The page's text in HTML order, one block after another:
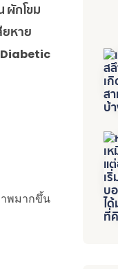
ผักโขม
ยหาย
Diabetic
าพมากขึ้น